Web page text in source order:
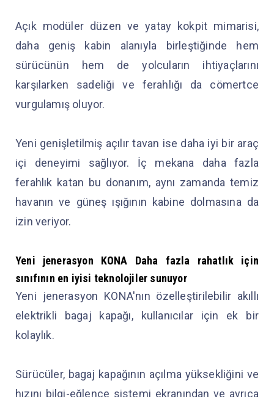
Açık modüler düzen ve yatay kokpit mimarisi,
daha geniş kabin alanıyla birleştiğinde hem
sürücünün hem de yolcuların ihtiyaçlarını
karşılarken sadeliği ve ferahlığı da cömertce
vurgulamış oluyor.
Yeni genişletilmiş açılır tavan ise daha iyi bir araç
içi deneyimi sağlıyor. İç mekana daha fazla
ferahlık katan bu donanım, aynı zamanda temiz
havanın ve güneş ışığının kabine dolmasına da
izin veriyor.
Yeni jenerasyon KONA Daha fazla rahatlık için
sınıfının en iyisi teknolojiler sunuyor
Yeni jenerasyon KONA'nın özelleştirilebilir akıllı
elektrikli bagaj kapağı, kullanıcılar için ek bir
kolaylık.
Sürücüler, bagaj kapağının açılma yüksekliğini ve
hızını bilgi-eğlence sistemi ekranından ve ayrıca